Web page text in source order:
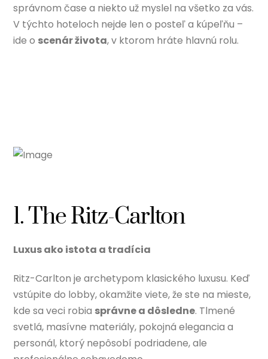
správnom čase a niekto už myslel na všetko za vás.
V týchto hoteloch nejde len o posteľ a kúpeľňu –
ide o scenár života, v ktorom hráte hlavnú rolu.
1. The Ritz-Carlton
Luxus ako istota a tradícia
Ritz-Carlton je archetypom klasického luxusu. Keď
vstúpite do lobby, okamžite viete, že ste na mieste,
kde sa veci robia správne a dôsledne. Tlmené
svetlá, masívne materiály, pokojná elegancia a
personál, ktorý nepôsobí podriadene, ale